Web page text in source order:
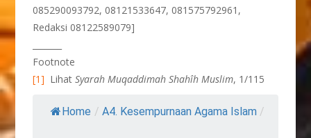
085290093792, 08121533647, 081575792961,
Redaksi 08122589079]
Footnote
[1] LihatSyarah Muqaddimah Shahîh Muslim, 1/115
Home / A4. Kesempurnaan Agama Islam /